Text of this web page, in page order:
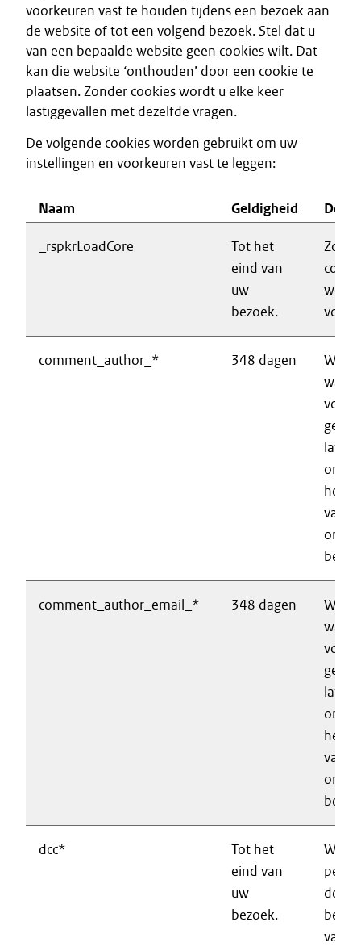
voorkeuren vast te houden tijdens een bezoek aan
de website of tot een volgend bezoek. Stel dat u
van een bepaalde website geen cookies wilt. Dat
kan die website ‘onthouden’ door een cookie te
plaatsen. Zonder cookies wordt u elke keer
lastiggevallen met dezelfde vragen.
De volgende cookies worden gebruikt om uw
instellingen en voorkeuren vast te leggen:
Naam Geldigheid Doel
_rspkrLoadCore
Tot het
eind van
uw
bezoek.
Zorgt
comment_author_* 348 dagen
voor
laten
het
van
comment_author_email_* 348 dagen
voor
laten
het
van
dcc*
Tot het
eind van
uw
bezoek.
de
van